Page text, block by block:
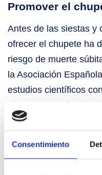
Consentimiento
Promover el
Antes de las siestas y
ofrecer el chupete ha
riesgo de muerte
la Asociación
estudios científicos
chupete para dormir,
que aún no se ha